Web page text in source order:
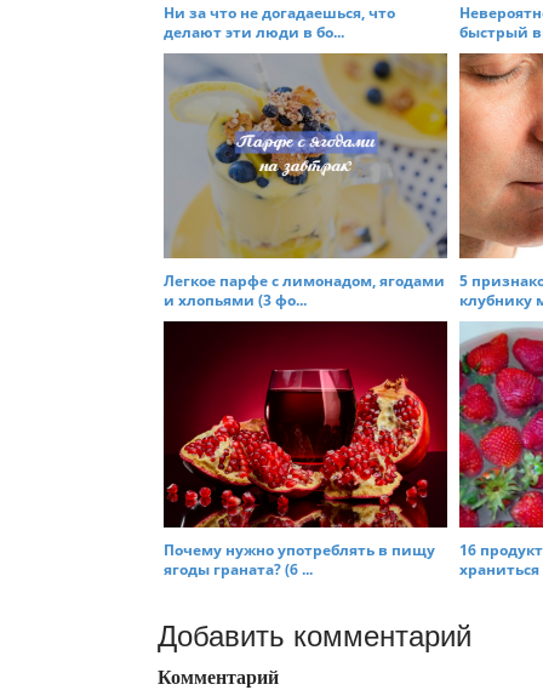
n
Ни за что не догадаешься, что
делают эти люди в бо...
быстрый
Легкое парфе с лимонадом, ягодами
и хлопьями (3 фо...
5
клубнику
Почему нужно употреблять в пищу
ягоды граната? (6 ...
16
Добавить комментарий
Комментарий